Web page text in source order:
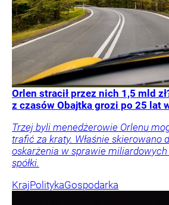
Orlen stracił przez nich 1,5 mld
z czasów Obajtka grozi po 25 lat
Trzej byli menedżerowie Orlenu
trafić za kraty. Właśnie skierowano
oskarżenia w sprawie
spółki.
KrajPolitykaGospodarka